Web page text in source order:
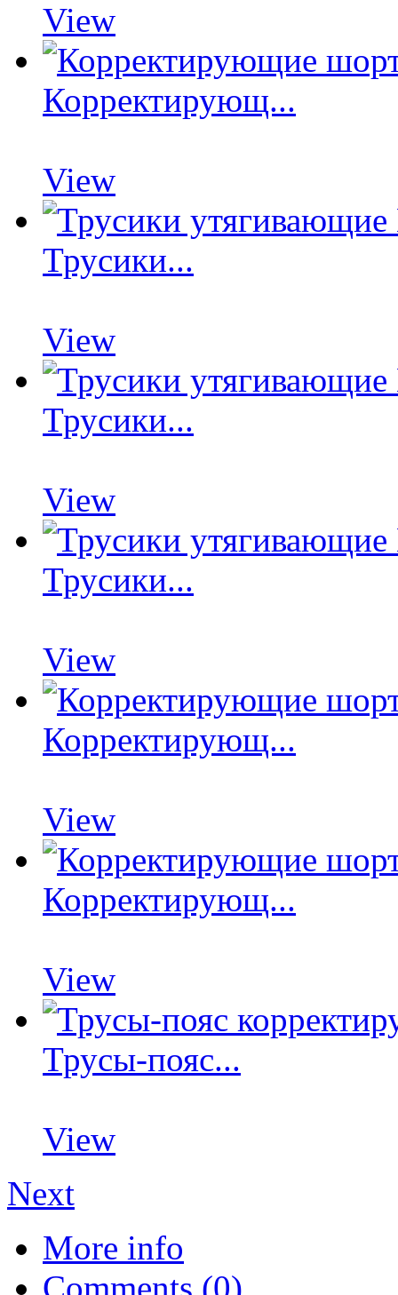
View
Корректирующ...
View
Трусики...
View
Трусики...
View
Трусики...
View
Корректирующ...
View
Корректирующ...
View
Трусы-пояс...
View
Next
More info